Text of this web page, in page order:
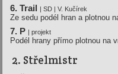
6. Trail | SD | V. Kučírek
Ze sedu podél hran a plotnou
7. P | projekt
Podél hrany přímo plotnou na
2. Střelmistr